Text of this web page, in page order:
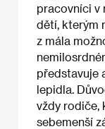
pracovníci v
dětí, kterým
z mála
představuje
lepidla.
vždy rodiče,
sebemenší